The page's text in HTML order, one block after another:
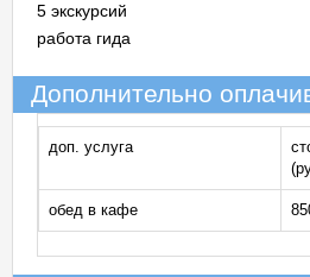
5 экскурсий
работа гида
Дополнительно
доп. услуга
обед в кафе